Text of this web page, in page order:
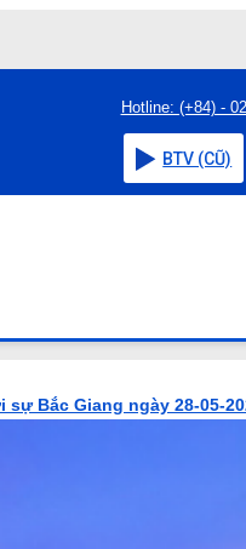
Hotline: (+84) -
BTV (CŨ)
sự Bắc Giang ngày 28-05-